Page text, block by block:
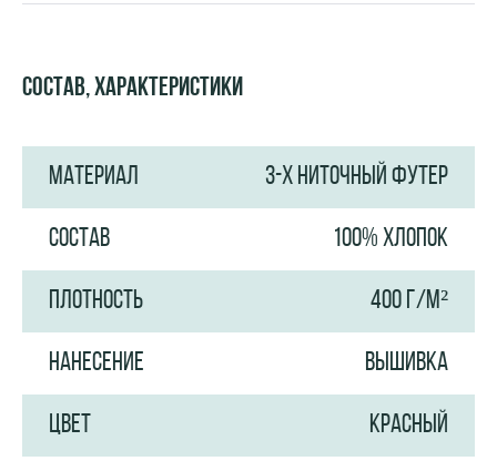
Состав, характеристики
МАТЕРИАЛ 3-Х НИТОЧНЫЙ ФУТЕР
СОСТАВ 100% ХЛОПОК
ПЛОТНОСТЬ 400 Г/М²
НАНЕСЕНИЕ ВЫШИВКА
ЦВЕТ КРАСНЫЙ